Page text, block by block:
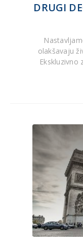
DRUGI
olakšavaju
Ekskluzivno